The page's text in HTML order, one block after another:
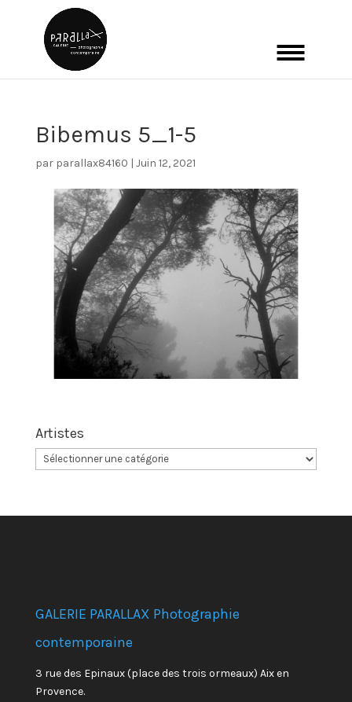
Bibemus 5_1-5
par parallax84160 | Juin 12, 2021
Artistes
GALERIE PARALLAX Photographie
contemporaine
3 rue des Epinaux (place des trois ormeaux) Aix en
Provence.